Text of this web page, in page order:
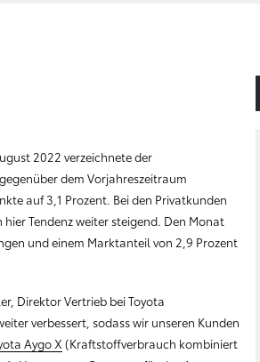
2022 verzeichnete der
dem Vorjahreszeitraum
auf 3,1 Prozent. Bei den Privatkunden
Tendenz weiter steigend. Den Monat
und einem Marktanteil von 2,9 Prozent
Direktor Vertrieb bei Toyota
verbessert, sodass wir unseren Kunden
Aygo X (Kraftstoffverbrauch kombiniert